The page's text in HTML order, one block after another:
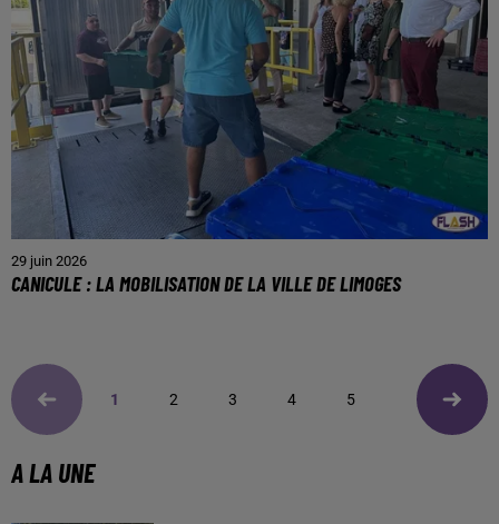
29 juin 2026
CANICULE : LA MOBILISATION DE LA VILLE DE LIMOGES
1 2 3 4 5
A LA UNE